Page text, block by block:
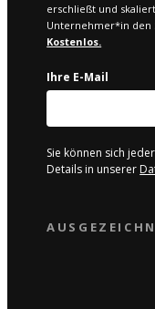
erschließt und
Unternehmer*in den
Kostenlos.
Ihre E-Mail
Sie können sich
Details in unserer